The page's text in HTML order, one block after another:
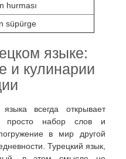
hurması
süpürge
языке:
и кулинарии
всегда открывает
просто набор слов и
в мир другой
Турецкий язык,